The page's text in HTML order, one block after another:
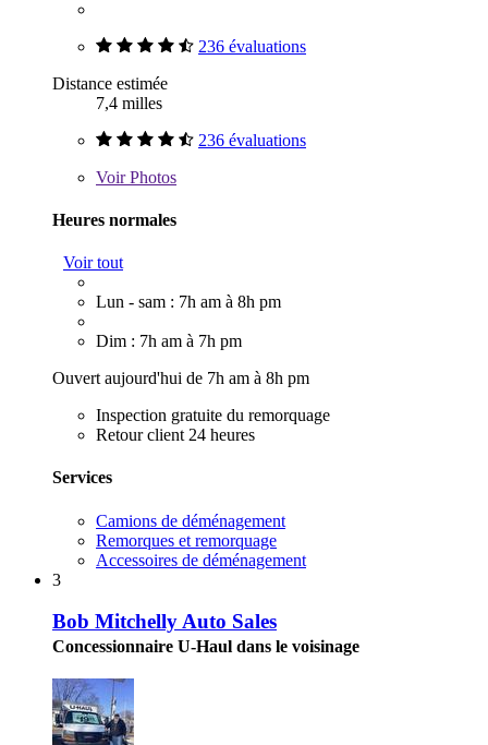
236 évaluations
Distance estimée
7,4 milles
236 évaluations
VoirPhotos
Heures normales
Voir tout
Lun - sam : 7h am à 8h pm
Dim : 7h am à 7h pm
Ouvert aujourd'hui de 7h am à 8h pm
Inspection gratuite du remorquage
Retour client 24 heures
Services
Camions de déménagement
Remorques et remorquage
Accessoires de déménagement
3
Bob Mitchelly Auto Sales
Concessionnaire U-Haul dans le voisinage